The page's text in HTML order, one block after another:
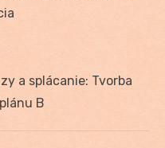
a splácanie: Tvorba
B